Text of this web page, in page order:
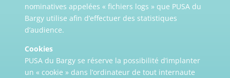
nominatives appelées « fichiers logs » que PUSA du
Bargy utilise afin d’effectuer des statistiques
d’audience.
Cookies
PUSA du Bargy se réserve la possibilité d’implanter
un « cookie » dans l’ordinateur de tout internaute